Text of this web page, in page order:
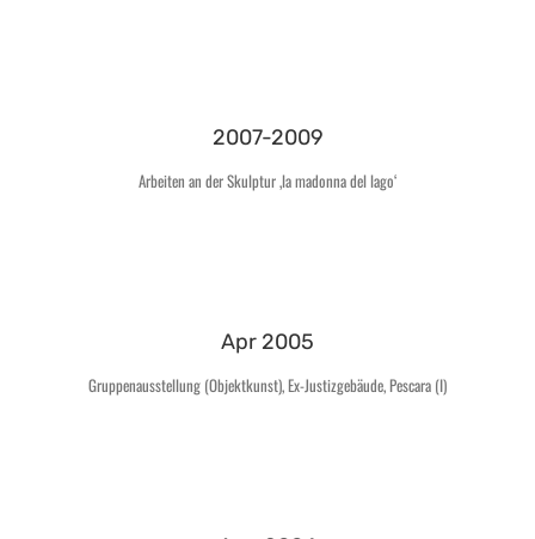
2007-2009
Arbeiten an der Skulptur ‚la madonna del lago‘
Apr 2005
Gruppenausstellung (Objektkunst), Ex-Justizgebäude, Pescara (I)